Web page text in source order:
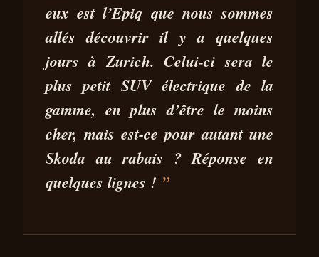
eux estl’Epiq que nous sommes
allés découvrir il y a quelques
jours àZurich. Celui-ci sera le
plus petit SUV électrique de la
gamme, en plus d’être le moins
cher, mais est-ce pour autant une
Skoda au rabais ? Réponse en
quelques lignes !